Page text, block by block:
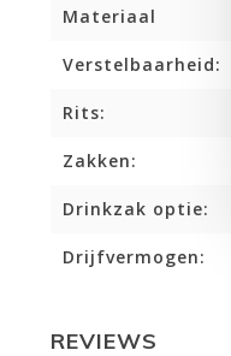
Materiaal
Verstelbaarheid:
Rits:
Zakken:
Drinkzak optie:
Drijfvermogen:
REVIEWS